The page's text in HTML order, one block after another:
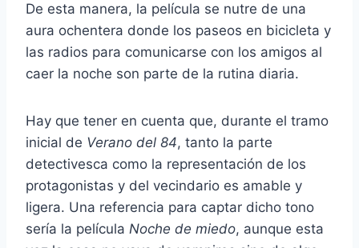
De esta manera, la película se nutre de una
aura ochentera donde los paseos en bicicleta y
las radios para comunicarse con los amigos al
caer la noche son parte de la rutina diaria.
Hay que tener en cuenta que, durante el tramo
inicial de Verano del 84, tanto la parte
detectivesca como la representación de los
protagonistas y del vecindario es amable y
ligera. Una referencia para captar dicho tono
sería la película Noche de miedo, aunque esta